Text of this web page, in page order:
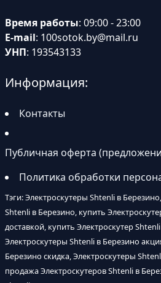
Время работы: 09:00 - 23:00
E-mail: 100sotok.by@mail.ru
УНП: 193543133
Информация:
Контакты
Публичная оферта
Политика обработки
Тэги: Электроскутеры Shtenli в
Shtenli в Березино, купить
доставкой, купить Электроскутер
Электроскутеры Shtenli в Березино
Березино скидка, Электроскутеры
продажа Электроскутеров Shtenli в